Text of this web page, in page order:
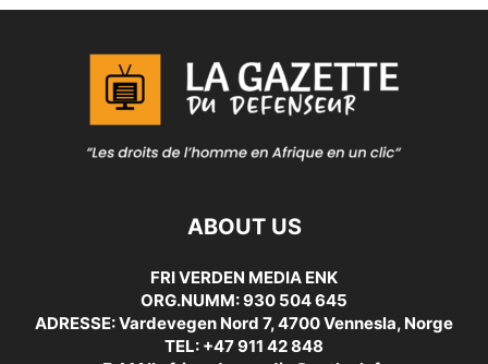
ABOUT US
FRI VERDEN MEDIA ENK
ORG.NUMM: 930 504 645
ADRESSE: Vardevegen Nord 7, 4700 Vennesla, Norge
TEL: +47 911 42 848